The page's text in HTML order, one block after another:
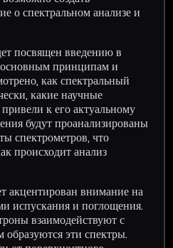
о спектральном анализе и
посвящен введению в
основным принципам и
как спектральный
какие научные
к его актуальному
будут проанализированы
спектрометров, что
происходит анализ
акцентирован внимание на
испускания и поглощения.
взаимодействуют с
эти спектры.